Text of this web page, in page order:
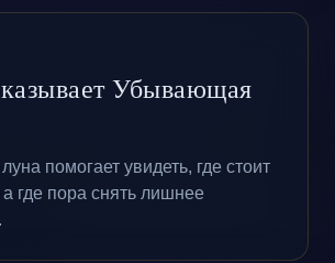
Убывающая
помогает увидеть, где стоит
где пора снять лишнее